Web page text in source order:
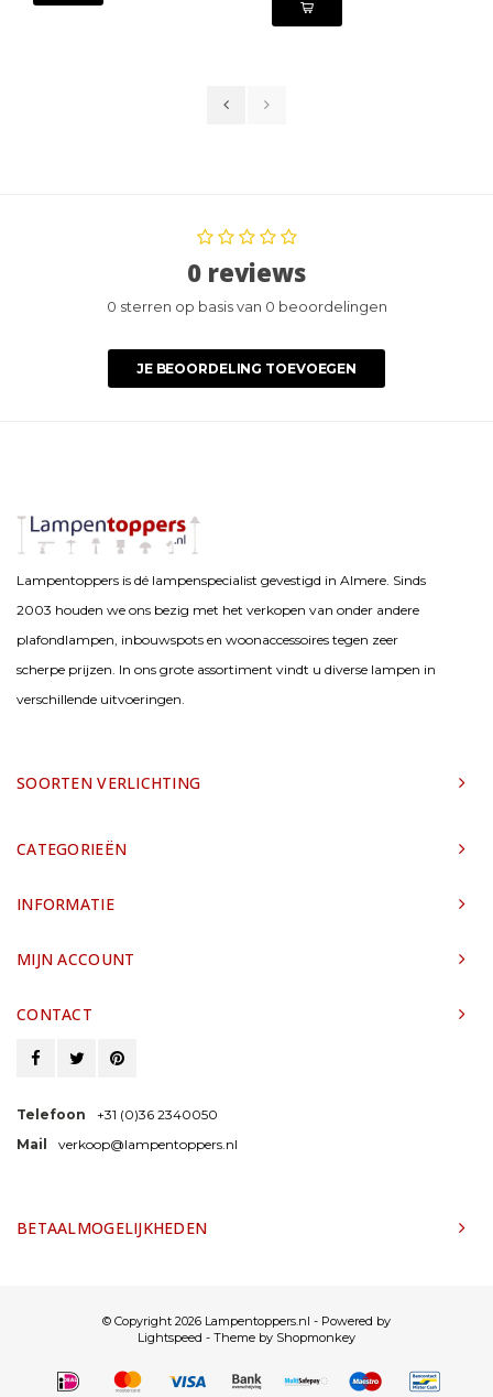
0 reviews
0 sterren op basis van 0 beoordelingen
JE BEOORDELING TOEVOEGEN
Lampentoppers is dé lampenspecialist gevestigd in Almere. Sinds
2003 houden we ons bezig met het verkopen van onder andere
plafondlampen, inbouwspots en woonaccessoires tegen zeer
scherpe prijzen. In ons grote assortiment vindt u diverse lampen in
verschillende uitvoeringen.
SOORTEN VERLICHTING
CATEGORIEËN
INFORMATIE
MIJN ACCOUNT
CONTACT
Telefoon
+31 (0)36 2340050
Mail
verkoop@lampentoppers.nl
BETAALMOGELIJKHEDEN
© Copyright 2026 Lampentoppers.nl - Powered by
Lightspeed - Theme by Shopmonkey